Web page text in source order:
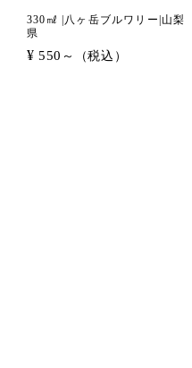
330㎖ |八ヶ岳ブルワリー|山梨
県
¥ 550 ～（税込）